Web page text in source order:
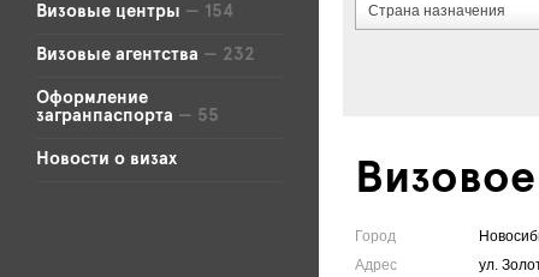
Визовые центры — 154
Визовые агентства — 232
Оформление
загранпаспорта — 55
Новости о визах
Страна назначения
Город
Адрес
ул.